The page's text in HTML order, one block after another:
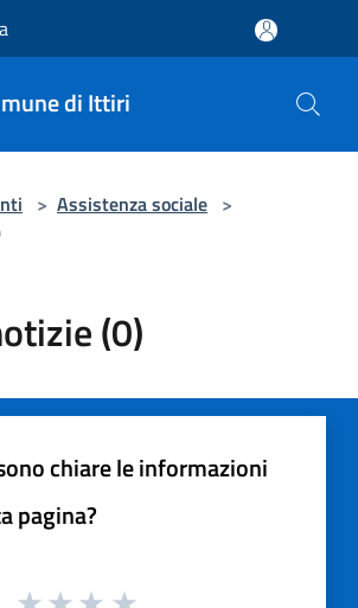
di Ittiri
> Assistenza sociale >
(0)
chiare le informazioni
pagina?